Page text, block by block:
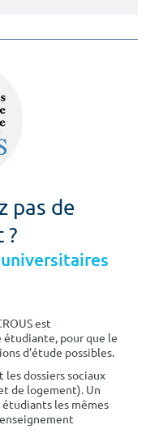
pas de
?
est
pour que le
d'étude possibles.
dossiers sociaux
de logement). Un
les mêmes